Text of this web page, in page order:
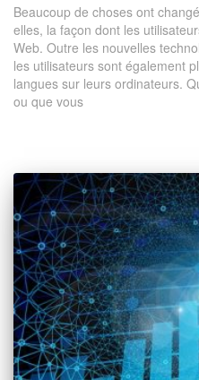
Beaucoup de choses ont
elles, la façon dont les
Web. Outre les nouvelles
les utilisateurs sont également
langues sur leurs ordinateurs.
ou que vous